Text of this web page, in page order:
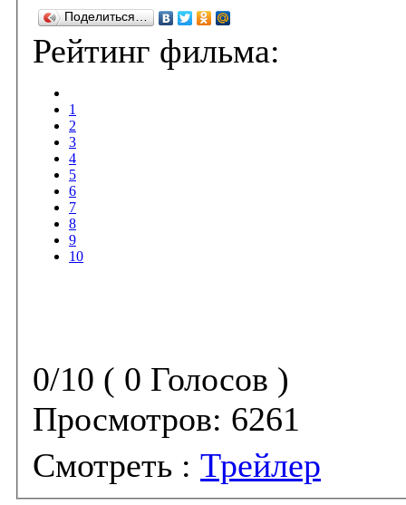
Поделиться…
Рейтинг фильма:
1
2
3
4
5
6
7
8
9
10
0/10 ( 0 Голосов )
Просмотров: 6261
Смотреть : Трейлер